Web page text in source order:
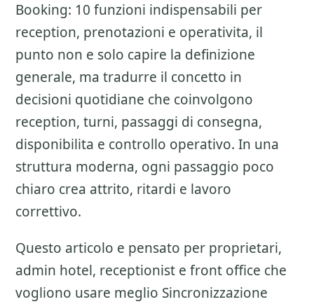
Booking: 10 funzioni indispensabili per
reception, prenotazioni e operativita, il
punto non e solo capire la definizione
generale, ma tradurre il concetto in
decisioni quotidiane che coinvolgono
reception, turni, passaggi di consegna,
disponibilita e controllo operativo. In una
struttura moderna, ogni passaggio poco
chiaro crea attrito, ritardi e lavoro
correttivo.
Questo articolo e pensato per proprietari,
admin hotel, receptionist e front office che
vogliono usare meglio Sincronizzazione